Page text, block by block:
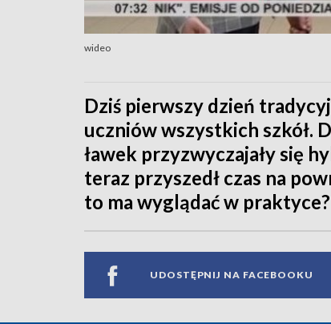
wideo
Dziś pierwszy dzień
uczniów wszystkich szkół.
ławek przyzwyczajały się
teraz przyszedł czas na
to ma wyglądać w praktyce?
UDOSTĘPNIJ NA FACEBOOKU